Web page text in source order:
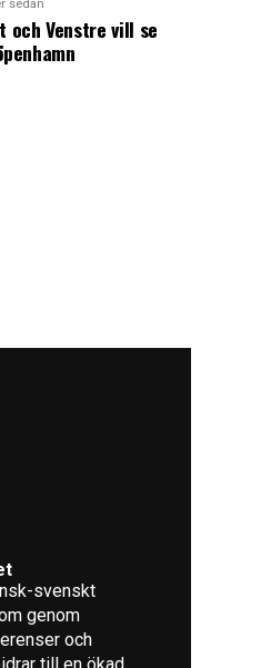
sedan
och Venstre vill se
svenskt
genom
och